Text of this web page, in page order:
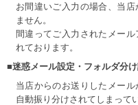
お間違いご入力の場合、当
ません。
間違ってご入力されたメー
れております。
■迷惑メール設定・フォルダ分け
当店からのお送りしたメー
自動振り分けされてしまって